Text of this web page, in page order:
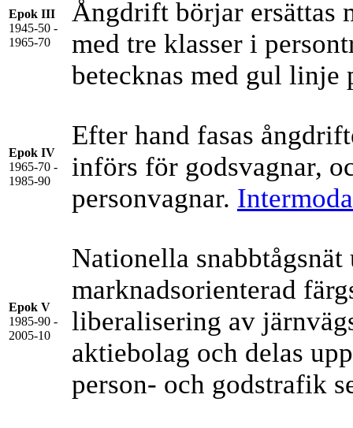
Epok III
1945-50 -
1965-70
Ångdrift börjar ersättas
med tre klasser i
betecknas med gul linje
Epok IV
1965-70 -
1985-90
Efter hand fasas
införs för godsvagnar,
personvagnar.
Epok V
1985-90 -
2005-10
Nationella
marknadsorienterad
liberalisering av
aktiebolag och delas
person- och godstrafik